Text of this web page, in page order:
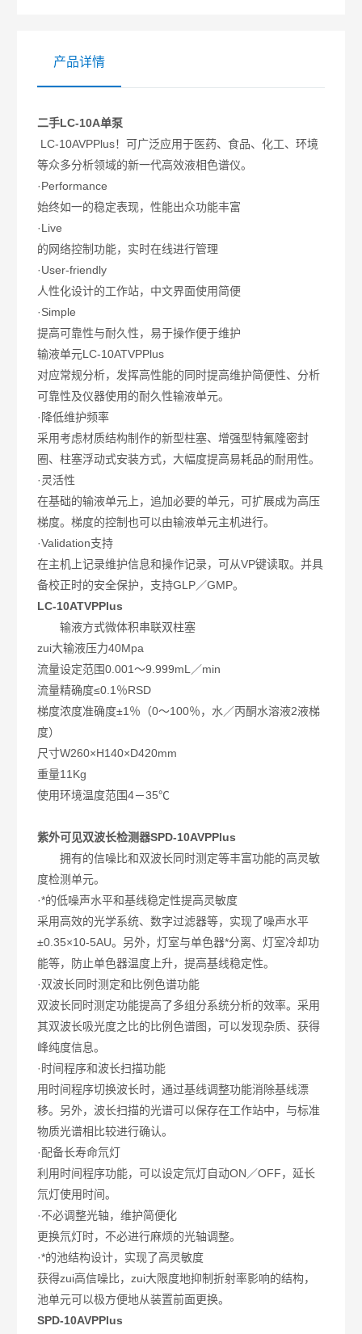
产品详情
二手LC-10A单泵
LC-10AVPPlus！可广泛应用于医药、食品、化工、环境
等众多分析领域的新一代高效液相色谱仪。
·Performance
始终如一的稳定表现，性能出众功能丰富
·Live
的网络控制功能，实时在线进行管理
·User-friendly
人性化设计的工作站，中文界面使用简便
·Simple
提高可靠性与耐久性，易于操作便于维护
输液单元LC-10ATVPPlus
对应常规分析，发挥高性能的同时提高维护简便性、分析
可靠性及仪器使用的耐久性输液单元。
·降低维护频率
采用考虑材质结构制作的新型柱塞、增强型特氟隆密封
圈、柱塞浮动式安装方式，大幅度提高易耗品的耐用性。
·灵活性
在基础的输液单元上，追加必要的单元，可扩展成为高压
梯度。梯度的控制也可以由输液单元主机进行。
·Validation支持
在主机上记录维护信息和操作记录，可从VP键读取。并具
备校正时的安全保护，支持GLP／GMP。
LC-10ATVPPlus
输液方式微体积串联双柱塞
zui大输液压力40Mpa
流量设定范围0.001～9.999mL／min
流量精确度≤0.1％RSD
梯度浓度准确度±1％（0～100％，水／丙酮水溶液2液梯
度）
尺寸W260×H140×D420mm
重量11Kg
使用环境温度范围4－35℃
紫外可见双波长检测器SPD-10AVPPlus
拥有的信噪比和双波长同时测定等丰富功能的高灵敏
度检测单元。
·*的低噪声水平和基线稳定性提高灵敏度
采用高效的光学系统、数字过滤器等，实现了噪声水平
±0.35×10-5AU。另外，灯室与单色器*分离、灯室冷却功
能等，防止单色器温度上升，提高基线稳定性。
·双波长同时测定和比例色谱功能
双波长同时测定功能提高了多组分系统分析的效率。采用
其双波长吸光度之比的比例色谱图，可以发现杂质、获得
峰纯度信息。
·时间程序和波长扫描功能
用时间程序切换波长时，通过基线调整功能消除基线漂
移。另外，波长扫描的光谱可以保存在工作站中，与标准
物质光谱相比较进行确认。
·配备长寿命氘灯
利用时间程序功能，可以设定氘灯自动ON／OFF，延长
氘灯使用时间。
·不必调整光轴，维护简便化
更换氘灯时，不必进行麻烦的光轴调整。
·*的池结构设计，实现了高灵敏度
获得zui高信噪比，zui大限度地抑制折射率影响的结构，
池单元可以极方便地从装置前面更换。
SPD-10AVPPlus